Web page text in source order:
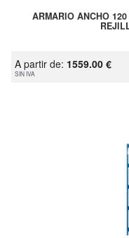
ARMARIO ANCHO
A partir de: 1559.00 €
SIN IVA